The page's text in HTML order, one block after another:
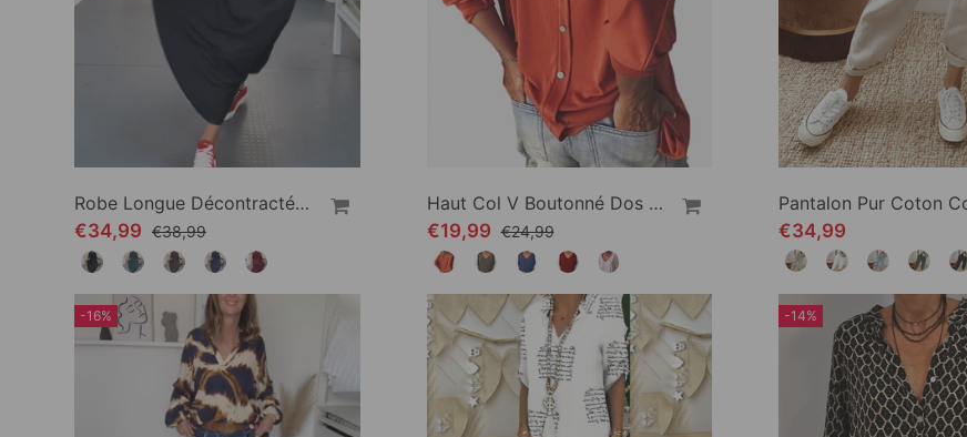
Robe Longue Décontractée De Couleur Unie
€34,99 €38,99
Haut Col V Boutonné Dos Manches 3/4
€19,99 €24,99
€34,99
-16% -14%